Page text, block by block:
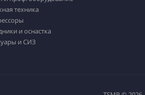
техника
и оснастка
и СИЗ